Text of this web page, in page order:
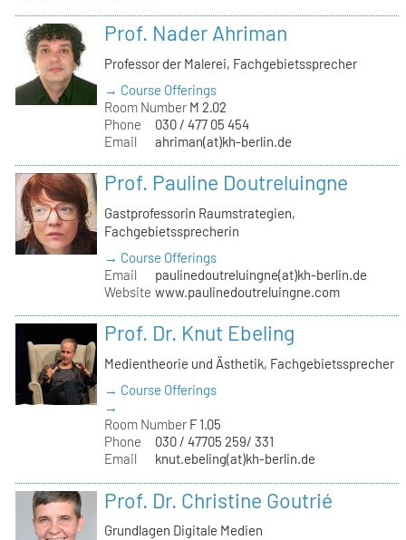
Prof. Nader Ahriman
Professor der Malerei, Fachgebietssprecher
→ Course Offerings
Room Number M 2.02
Phone
030 / 477 05 454
Email
ahriman(at)kh-berlin.de
Prof. Pauline Doutreluingne
Gastprofessorin Raumstrategien,
Fachgebietssprecherin
→ Course Offerings
Email
paulinedoutreluingne(at)kh-berlin.de
Website www.paulinedoutreluingne.com
Prof. Dr. Knut Ebeling
Medientheorie und Ästhetik, Fachgebietssprecher
→ Course Offerings
→
Room Number F 1.05
Phone
030 / 47705 259/ 331
Email
knut.ebeling(at)kh-berlin.de
Prof. Dr. Christine Goutrié
Grundlagen Digitale Medien